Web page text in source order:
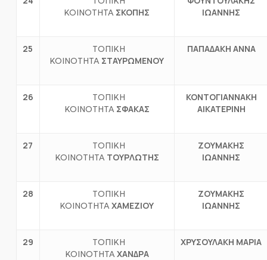
ΚΟΙΝΟΤΗΤΑ ΣΚΟΠΗΣ
ΙΩΑΝΝΗΣ
25
ΤΟΠΙΚΗ
ΚΟΙΝΟΤΗΤΑ ΣΤΑΥΡΩΜΕΝΟΥ
ΠΑΠΑΔΑΚΗ ΑΝΝΑ
26
ΤΟΠΙΚΗ
ΚΟΙΝΟΤΗΤΑ ΣΦΑΚΑΣ
ΚΟΝΤΟΓΙΑΝΝΑΚΗ
ΑΙΚΑΤΕΡΙΝΗ
27
ΤΟΠΙΚΗ
ΚΟΙΝΟΤΗΤΑ ΤΟΥΡΛΩΤΗΣ
ΖΟΥΜΑΚΗΣ
ΙΩΑΝΝΗΣ
28
ΤΟΠΙΚΗ
ΚΟΙΝΟΤΗΤΑ ΧΑΜΕΖΙΟΥ
ΖΟΥΜΑΚΗΣ
ΙΩΑΝΝΗΣ
29
ΤΟΠΙΚΗ
ΚΟΙΝΟΤΗΤΑ ΧΑΝΔΡΑ
ΧΡΥΣΟΥΛΑΚΗ ΜΑΡΙΑ